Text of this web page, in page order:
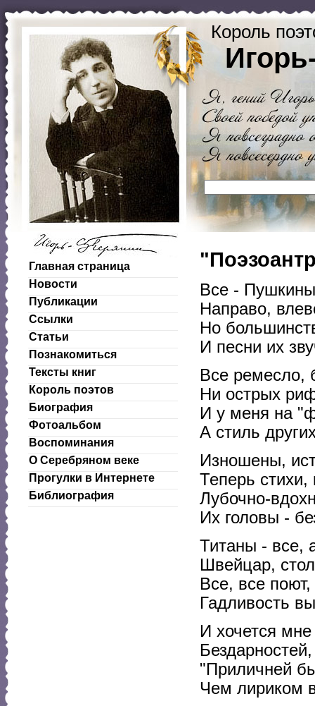
Король
Главная страница
Новости
Публикации
Ссылки
Статьи
Познакомиться
Тексты книг
Король поэтов
Биография
Фотоальбом
Воспоминания
О Серебряном веке
Прогулки в Интернете
Библиография
Все -
Направо,
Но
И песни их
Все ремесло,
Ни острых
И у меня на
А стиль
Изношены,
Теперь стихи,
Лубочно-
Их головы -
Титаны - все,
Швейцар,
Все, все
Гадливость
И хочется
"Приличней
Чем лириком